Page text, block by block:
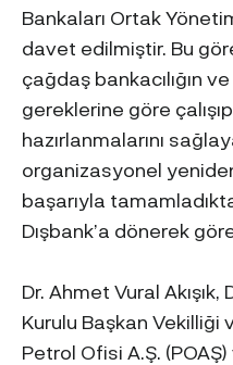
Bankaları Ortak
davet edilmiştir. Bu
çağdaş bankacılığın
gereklerine göre
hazırlanmalarını
organizasyonel yeniden
başarıyla
Dışbank’a dönerek
Dr. Ahmet Vural
Kurulu Başkan Vekilliği
Petrol Ofisi A.Ş.